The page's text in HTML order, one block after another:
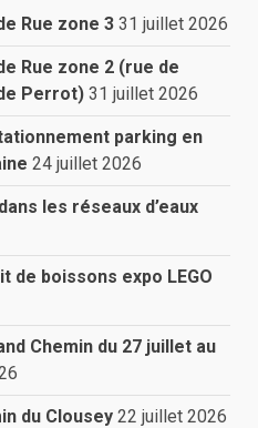
Rue zone 3 31 juillet 2026
Rue zone 2 (rue de
Perrot) 31 juillet 2026
parking en
24 juillet 2026
les réseaux d’eaux
de boissons expo LEGO
Chemin du 27 juillet au
du Clousey 22 juillet 2026